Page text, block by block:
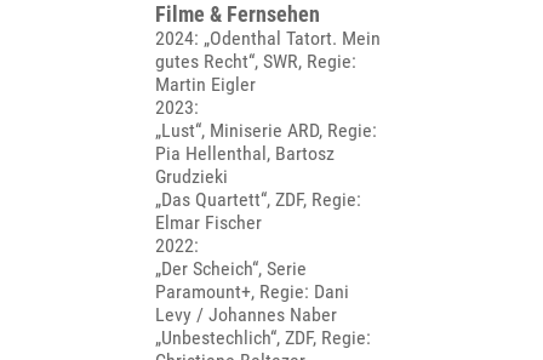
Filme & Fernsehen
2024: „Odenthal Tatort. Mein
gutes Recht“, SWR, Regie:
Martin Eigler
2023:
„Lust“, Miniserie ARD, Regie:
Pia Hellenthal, Bartosz
Grudzieki
„Das Quartett“, ZDF, Regie:
Elmar Fischer
2022:
„Der Scheich“, Serie
Paramount+, Regie: Dani
Levy / Johannes Naber
„Unbestechlich“, ZDF, Regie: